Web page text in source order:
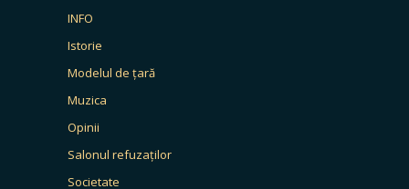
INFO
Istorie
Modelul de țară
Muzica
Opinii
Salonul refuzaților
Societate